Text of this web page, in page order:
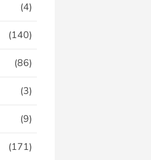
(4)
(140)
(86)
(3)
(9)
(171)